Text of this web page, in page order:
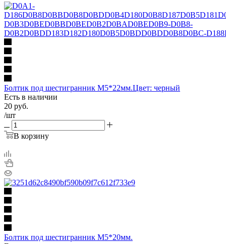
Болтик под шестигранник М5*22мм.Цвет: черный
Есть в наличии
20 руб.
/шт
В корзину
Болтик под шестигранник М5*20мм.